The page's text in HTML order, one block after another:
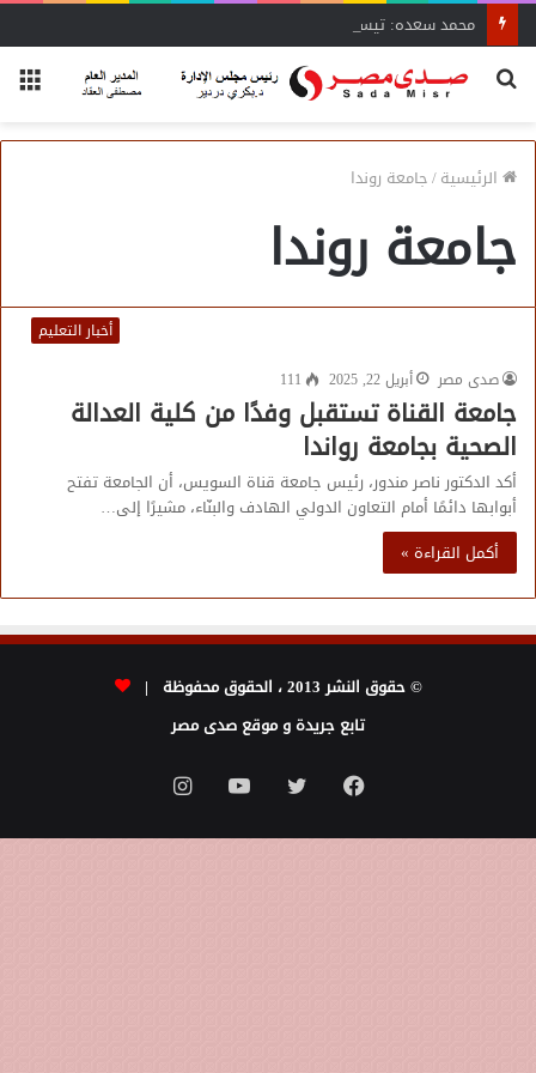
محمد سعده: تيسيرات وزير الصناعة تنقذ المشروعات المتعثرة
بحث
الرئيسية/جامعة روندا
جامعة روندا
أخبار التعليم
صدى مصر
أبريل 22, 2025 111
جامعة القناة تستقبل وفدًا من كلية العدالة
الصحية بجامعة رواندا
أكد الدكتور ناصر مندور، رئيس جامعة قناة السويس، أن الجامعة تفتح
أبوابها دائمًا أمام التعاون الدولي الهادف والبنّاء، مشيرًا إلى…
أكمل القراءة »
© حقوق النشر 2013 ، الحقوق محفوظة |
تابع جريدة و موقع صدى مصر
فيسبوك تويتر يوتيوبانستقرام